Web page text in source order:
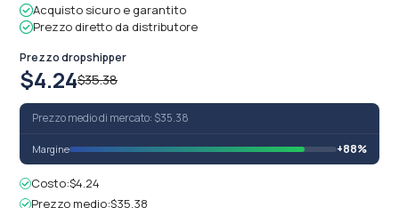
Acquisto sicuro e garantito
Prezzo diretto da distributore
Prezzo dropshipper
$4.24$35.38
Prezzo medio di mercato: $35.38
Margine +88%
Costo:$4.24
Prezzo medio:$35.38